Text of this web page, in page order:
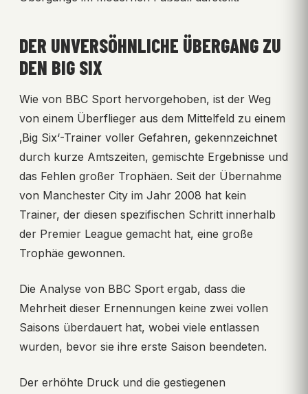
DER UNVERSÖHNLICHE ÜBERGANG ZU
DEN BIG SIX
Wie von BBC Sport hervorgehoben, ist der Weg
von einem Überflieger aus dem Mittelfeld zu einem
‚Big Six‘-Trainer voller Gefahren, gekennzeichnet
durch kurze Amtszeiten, gemischte Ergebnisse und
das Fehlen großer Trophäen. Seit der Übernahme
von Manchester City im Jahr 2008 hat kein
Trainer, der diesen spezifischen Schritt innerhalb
der Premier League gemacht hat, eine große
Trophäe gewonnen.
Die Analyse von BBC Sport ergab, dass die
Mehrheit dieser Ernennungen keine zwei vollen
Saisons überdauert hat, wobei viele entlassen
wurden, bevor sie ihre erste Saison beendeten.
Der erhöhte Druck und die gestiegenen